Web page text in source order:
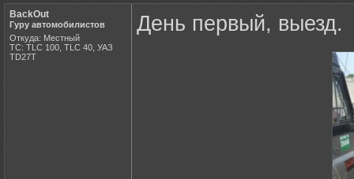
BackOut
Гуру автомобилистов
Откуда: Местный
ТС: TLC 100, TLC 40, УАЗ
ТD27Т
День первый, выезд.